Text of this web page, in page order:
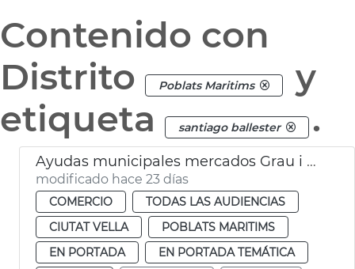
Contenido con
Distrito
Poblats Maritims
y
etiqueta
santiago ballester .
Ayudas municipales mercados Grau i Mossén Sorell València
modificado hace 23 días
COMERCIO
TODAS LAS AUDIENCIAS
CIUTAT VELLA
POBLATS MARITIMS
EN PORTADA
EN PORTADA TEMÁTICA